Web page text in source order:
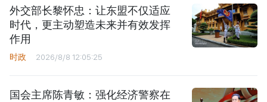
外交部长黎怀忠：让东盟不仅适应
时代，更主动塑造未来并有效发挥
作用
时政 2026/8/8 12:05:25
国会主席陈青敏：强化经济警察在